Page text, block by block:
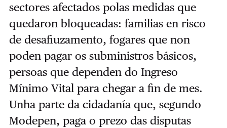
sectores afectados polas medidas que
quedaron bloqueadas: familias en risco
de desafiuzamento, fogares que non
poden pagar os subministros básicos,
persoas que dependen do Ingreso
Mínimo Vital para chegar a fin de mes.
Unha parte da cidadanía que, segundo
Modepen, paga o prezo das disputas